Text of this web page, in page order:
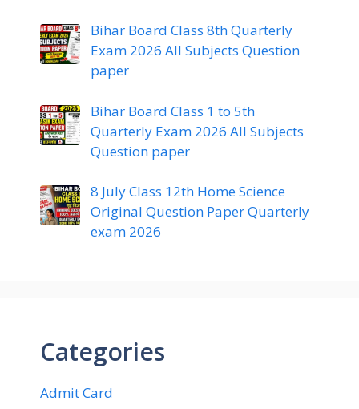
Bihar Board Class 8th Quarterly
Exam 2026 All Subjects Question
paper
Bihar Board Class 1 to 5th
Quarterly Exam 2026 All Subjects
Question paper
8 July Class 12th Home Science
Original Question Paper Quarterly
exam 2026
Categories
Admit Card